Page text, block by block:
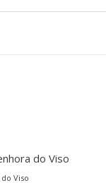
do Viso
Viso